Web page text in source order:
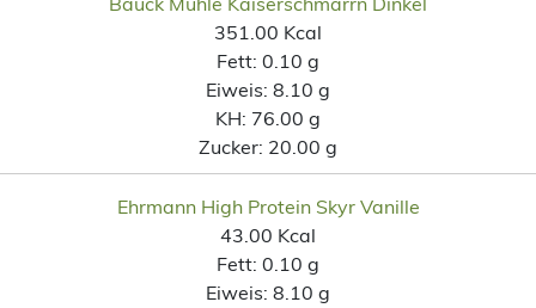
351.00 Kcal
Fett: 0.10 g
Eiweis: 8.10 g
KH: 76.00 g
Zucker: 20.00 g
Ehrmann High Protein Skyr Vanille
43.00 Kcal
Fett: 0.10 g
Eiweis: 8.10 g